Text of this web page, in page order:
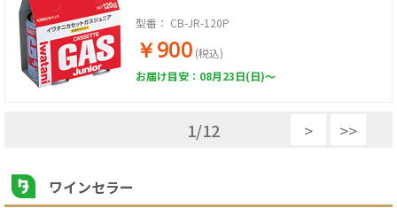
型番： CB-JR-120P
￥900 (税込)
お届け目安：08月23日(日)～
1/12 > >>
ワインセラー